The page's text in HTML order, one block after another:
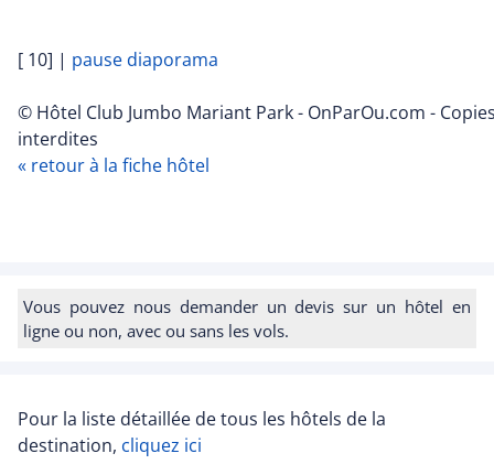
[ 10] | pause diaporama
© Hôtel Club Jumbo Mariant Park - OnParOu.com -
interdites
« retour à la fiche hôtel
Vous pouvez nous demander un devis sur un hôtel en
ligne ou non, avec ou sans les vols.
Pour la liste détaillée de tous les hôtels de la
destination, cliquez ici